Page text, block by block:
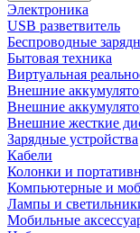
Электроника
USB разветвитель
Беспроводные
Бытовая техника
Виртуальная
Внешние
Внешние
Внешние жесткие
Зарядные устройства
Кабели
Колонки и
Компьютерные и
Лампы и
Мобильные